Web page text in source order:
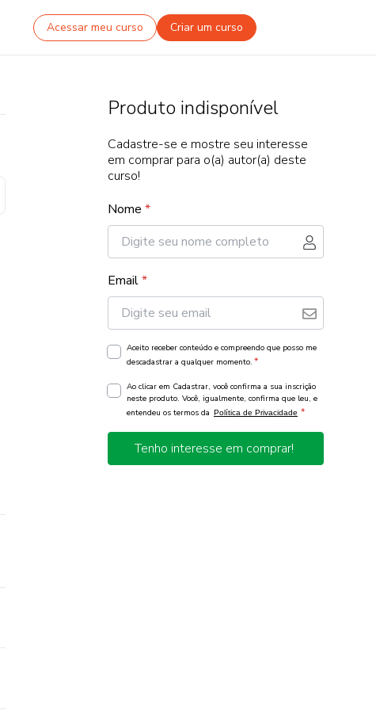
Acessar meu curso Criar um curso
Produto indisponível
Cadastre-se e mostre seu interesse
em comprar para o(a) autor(a) deste
curso!
Nome *
Email*
Aceito receber conteúdo e compreendo que posso me
descadastrar a qualquer momento. *
Ao clicar em Cadastrar, você confirma a sua inscrição
neste produto. Você, igualmente, confirma que leu, e
entendeu os termos da Política de Privacidade *
Tenho interesse em comprar!